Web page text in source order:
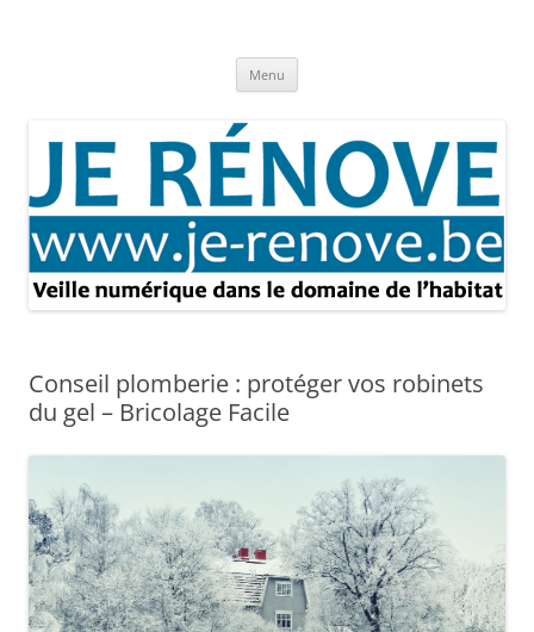
Menu
Conseil plomberie : protéger vos robinets
du gel – Bricolage Facile